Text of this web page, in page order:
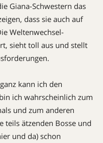
Giana-Schwestern das
dass sie auch auf
Weltenwechsel-
sieht toll aus und stellt
kann ich den
ich wahrscheinlich zum
und zum anderen
teils ätzenden Bosse und
und da) schon